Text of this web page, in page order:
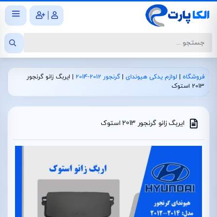
|
فروشگاه | لوازم یدکی هیوندای | گرنجور 2012-2014 | ایربگ زانو گرنجور
2013 استوک
ایربگ زانو گرنجور 2013 استوک